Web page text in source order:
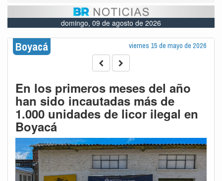
domingo, 09 de agosto de 2026
Boyacá viernes 15 de mayo de 2026
En los primeros meses del año
han sido incautadas más de
1.000 unidades de licor ilegal en
Boyacá